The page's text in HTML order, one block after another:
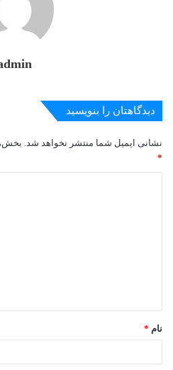
دیدگاهتان را بنویسید
نشانی ایمیل شما منتشر نخواهد شد.
*
نام *